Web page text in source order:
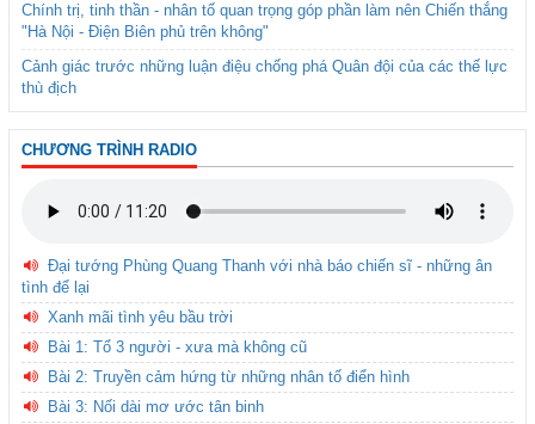
Chính trị, tinh thần - nhân tố quan trọng góp phần làm nên Chiến thắng
"Hà Nội - Điện Biên phủ trên không"
Cảnh giác trước những luận điệu chống phá Quân đội của các thế lực
thù địch
CHƯƠNG TRÌNH RADIO
Đại tướng Phùng Quang Thanh với nhà báo chiến sĩ - những ân
tình để lại
Xanh mãi tình yêu bầu trời
Bài 1: Tổ 3 người - xưa mà không cũ
Bài 2: Truyền cảm hứng từ những nhân tố điển hình
Bài 3: Nối dài mơ ước tân binh